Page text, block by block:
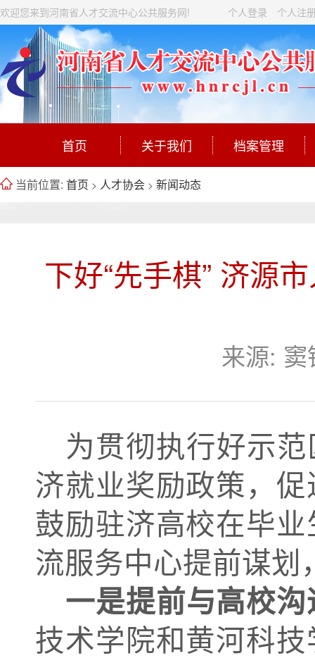
欢迎您来到河南省人才交流中心公共服务网! 个人登录 个人注
首页 关于我们 档案管理
当前位置: 首页 > 人才协会 > 新闻动态
下好“先手棋” 济源
来源: 窦
为贯彻执行好示
济就业奖励政策，
鼓励驻济高校在毕
流服务中心提前谋划
一是提前与高校沟
技术学院和黄河科